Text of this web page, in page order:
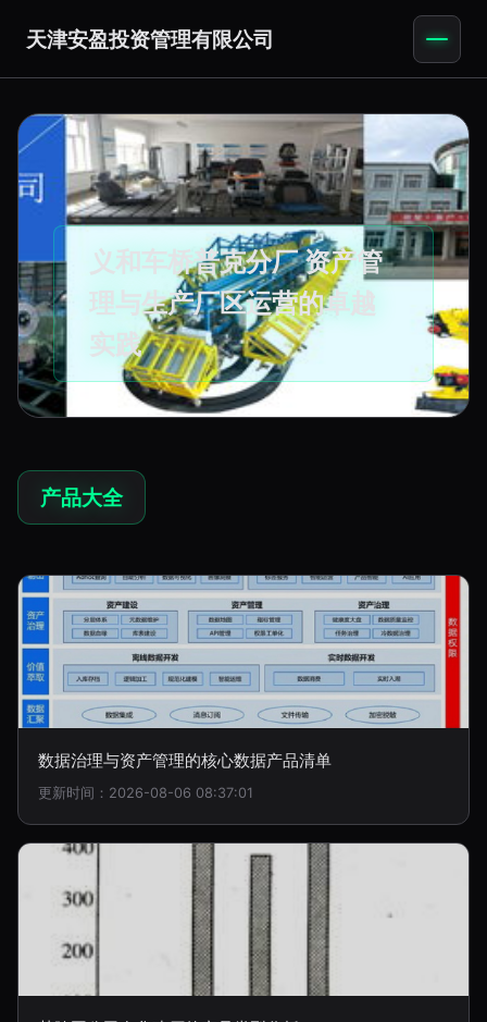
天津安盈投资管理有限公司
义和车桥普克分厂 资产管
理与生产厂区运营的卓越
实践
产品大全
数据治理与资产管理的核心数据产品清单
更新时间：2026-08-06 08:37:01